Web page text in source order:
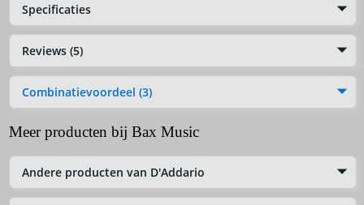
Specificaties
Reviews (5)
Combinatievoordeel (3)
Meer producten bij Bax Music
Andere producten van D'Addario